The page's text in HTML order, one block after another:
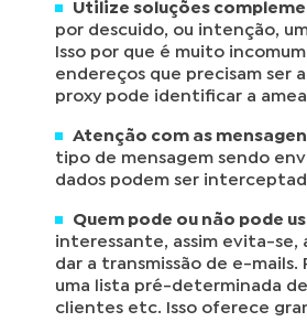
Utilize soluções
por descuido, ou intenção,
Isso por que é muito
endereços que precisam ser
proxy pode identificar a
Atenção com as
tipo de mensagem sendo
dados podem ser
Quem pode ou não pode
interessante, assim evita-se,
dar a transmissão de e-
uma lista pré-determinada
clientes etc. Isso oferece